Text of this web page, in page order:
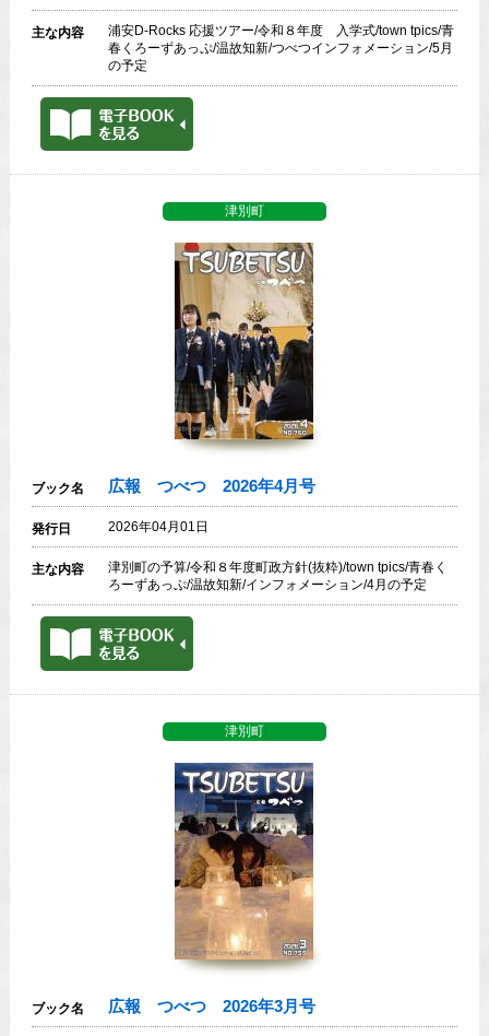
主な内容
浦安D-Rocks 応援ツアー/令和８年度 入学式/town tpics/青
春くろーずあっぷ/温故知新/つべつインフォメーション/5月
の予定
津別町
ブック名 広報 つべつ 2026年4月号
発行日 2026年04月01日
主な内容
津別町の予算/令和８年度町政方針(抜粋)/town tpics/青春く
ろーずあっぷ/温故知新/インフォメーション/4月の予定
津別町
ブック名 広報 つべつ 2026年3月号